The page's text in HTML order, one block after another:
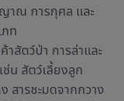
าณ การกุศล และ
ภท
สัตว์ป่า การล่าและ
ช่น สัตว์เลี้ยงลูก
สารชะมดจากกวาง